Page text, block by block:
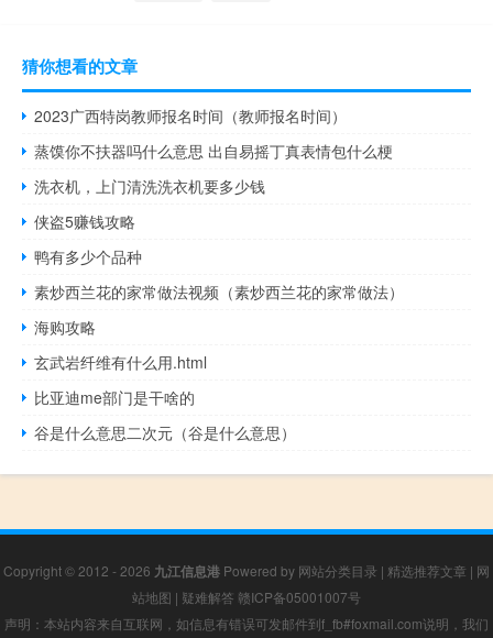
猜你想看的文章
2023广西特岗教师报名时间（教师报名时间）
蒸馍你不扶器吗什么意思 出自易摇丁真表情包什么梗
洗衣机，上门清洗洗衣机要多少钱
侠盗5赚钱攻略
鸭有多少个品种
素炒西兰花的家常做法视频（素炒西兰花的家常做法）
海购攻略
玄武岩纤维有什么用.html
比亚迪me部门是干啥的
谷是什么意思二次元（谷是什么意思）
Copyright © 2012 - 2026 九江信息港 Powered by 网站分类目录 | 精选推荐文章 | 网
站地图 | 疑难解答 赣ICP备05001007号
声明：本站内容来自互联网，如信息有错误可发邮件到f_fb#foxmail.com说明，我们